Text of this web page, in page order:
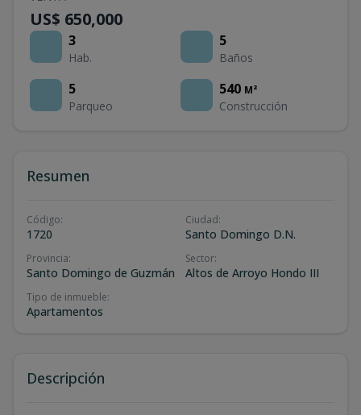
US$ 650,000
3
Hab.
5
Baños
5
Parqueo
540 M²
Construcción
Resumen
Código:
1720
Ciudad:
Santo Domingo D.N.
Provincia:
Santo Domingo de Guzmán
Sector:
Altos de Arroyo Hondo III
Tipo de inmueble:
Apartamentos
Descripción